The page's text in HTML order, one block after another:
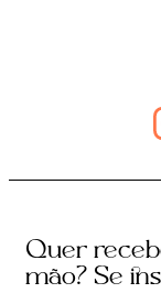
Quer
mão? Se